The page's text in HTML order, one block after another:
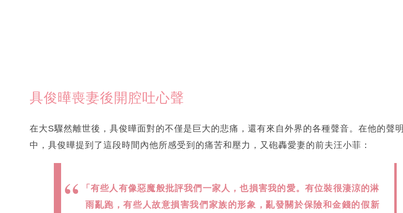
具俊曄喪妻後開腔吐心聲
在大S驟然離世後，具俊曄面對的不僅是巨大的悲痛，還有來自外界的各種聲音。在他的聲明
中，具俊曄提到了這段時間內他所感受到的痛苦和壓力，又砲轟愛妻的前夫汪小菲：
「有些人有像惡魔般批評我們一家人，也損害我的愛。有位裝很淒涼的淋
雨亂跑，有些人故意損害我們家族的形象，亂發關於保險和金錢的假新